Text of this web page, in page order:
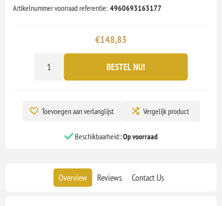
Artikelnummer voorraad referentie: 4960693163177
€148,83
BESTEL NU!
Toevoegen aan verlanglijst Vergelijk product
Beschikbaarheid::Op voorraad
Overview Reviews Contact Us